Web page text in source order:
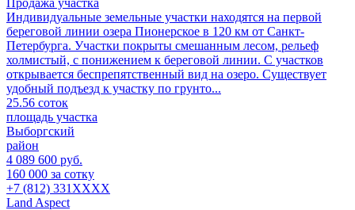
Индивидуальные земельные участки находятся на первой
береговой линии озера Пионерское в 120 км от Санкт-
Петербурга. Участки покрыты смешанным лесом, рельеф
холмистый, с понижением к береговой линии. С участков
открывается беспрепятственный вид на озеро. Существует
удобный подъезд к участку по грунто...
25.56 соток
площадь участка
Выборгский
район
4 089 600 руб.
160 000 за сотку
+7 (812) 331XXXX
Land Aspect